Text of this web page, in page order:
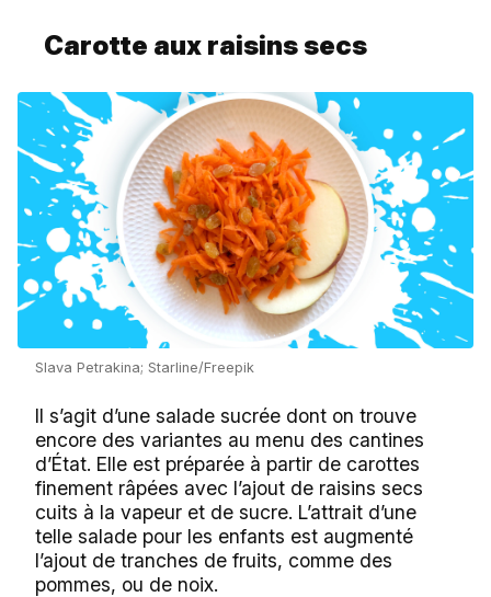
Carotte aux raisins secs
Slava Petrakina; Starline/Freepik
Il s’agit d’une salade sucrée dont on trouve
encore des variantes au menu des cantines
d’État. Elle est préparée à partir de carottes
finement râpées avec l’ajout de raisins secs
cuits à la vapeur et de sucre. L’attrait d’une
telle salade pour les enfants est augmenté
l’ajout de tranches de fruits, comme des
pommes, ou de noix.